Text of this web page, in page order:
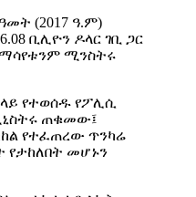
(2017 ዓ.ም)
ቢሊዮን ዶላር ገቢ ጋር
ማሳየቱንም ሚንስትሩ
ላይ የተወሰዱ የፖሊሲ
ጠቁመው፤
የተፈጠረው ጥንካሬ
የታከለበት መሆኑን